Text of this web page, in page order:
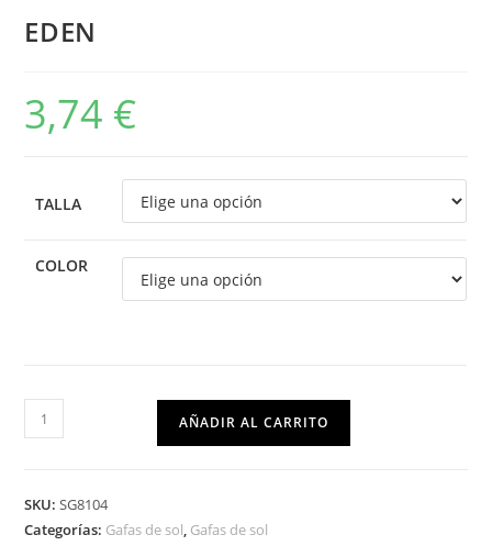
EDEN
3,74 €
TALLA
COLOR
AÑADIR AL CARRITO
SKU:SG8104
Categorías: Gafas de sol, Gafas de sol